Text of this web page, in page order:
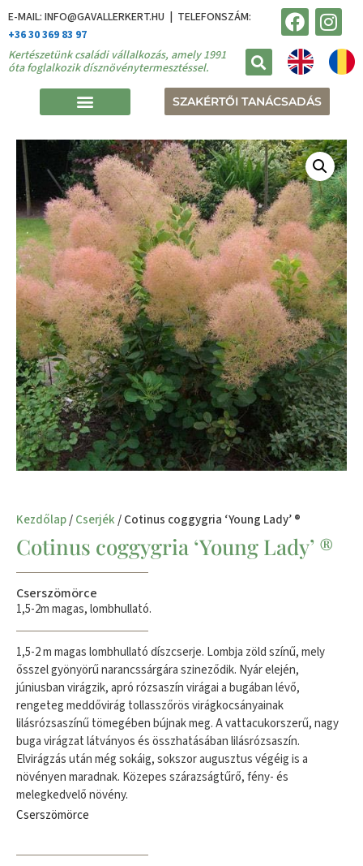
E-MAIL: INFO@GAVALLERKERT.HU | TELEFONSZÁM:
+36 30 369 83 97
Kertészetünk családi vállalkozás, amely 1991
óta foglalkozik dísznövénytermesztéssel.
SZAKÉRTŐI TANÁCSADÁS
Kezdőlap/Cserjék/ Cotinus coggygria ‘Young Lady’ ®
Cotinus coggygria ‘Young Lady’ ®
Cserszömörce
1,5-2m magas, lombhullató.
1,5-2 m magas lombhullató díszcserje. Lombja zöld színű, mely
ősszel gyönyörű narancssárgára szineződik. Nyár elején,
júniusban virágzik, apró rózsaszín virágai a bugában lévő,
rengeteg meddővirág tollasszőrös virágkocsányainak
lilásrózsaszínű tömegében bújnak meg. A vattacukorszerű, nagy
buga virágzat látványos és összhatásában lilásrózsaszín.
Elvirágzás után még sokáig, sokszor augusztus végéig is a
növényen maradnak. Közepes szárazságtűrő, fény- és
melegkedvelő növény.
Cserszömörce